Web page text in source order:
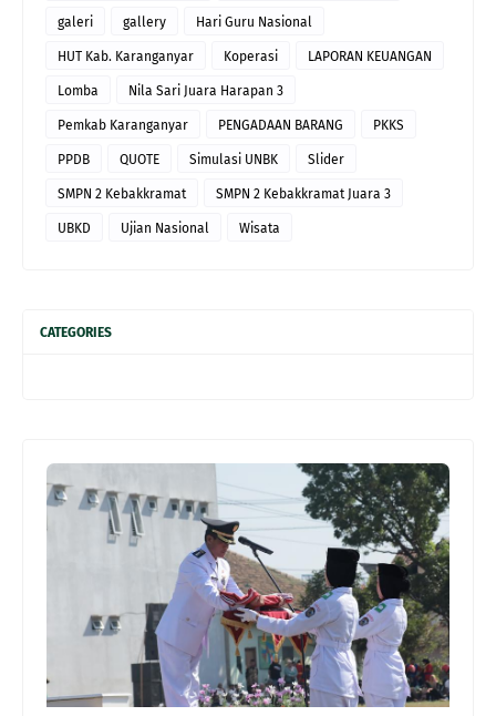
galeri gallery Hari Guru Nasional
HUT Kab. Karanganyar Koperasi LAPORAN KEUANGAN
Lomba Nila Sari Juara Harapan 3
Pemkab Karanganyar PENGADAAN BARANG PKKS
PPDB QUOTE Simulasi UNBK Slider
SMPN 2 Kebakkramat SMPN 2 Kebakkramat Juara 3
UBKD Ujian Nasional Wisata
CATEGORIES